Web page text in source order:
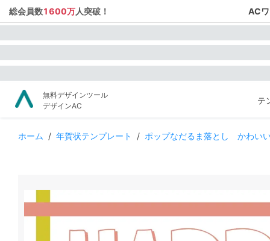
総会員数1600万人突破！ AC
無料デザインツール
デザインAC
テ
ホーム / 年賀状テンプレート / ポップなだるま落とし かわい